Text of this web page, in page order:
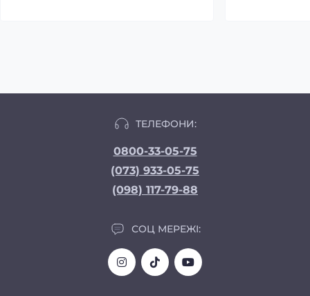
ТЕЛЕФОНИ:
0800-33-05-75
(073) 933-05-75
(098) 117-79-88
СОЦ МЕРЕЖІ: